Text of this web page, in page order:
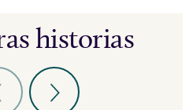
historias